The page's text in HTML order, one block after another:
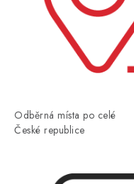
Odběrná místa po celé
České republice